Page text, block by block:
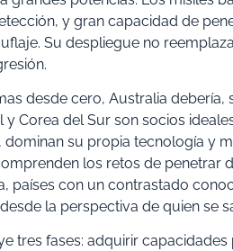
y gran capacidad de
Su despliegue no
desde cero, Australia debería,
Corea del Sur son socios
su propia tecnología y
los retos de penetrar
países con un contrastado
la perspectiva de quien se
tres fases: adquirir